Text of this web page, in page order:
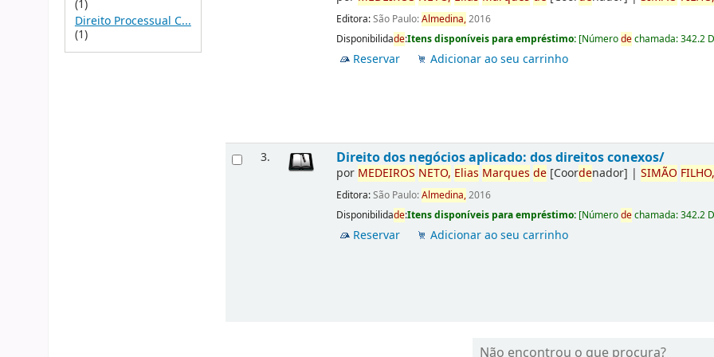
(1)
Direito Processual C...
(1)
Editora:São Paulo:Almedina,2016
Disponibilidade:Itens disponíveis para empréstimo: [Númerodechamada:342.2
Reservar Adicionar ao seu carrinho
3. Direito dos negócios aplicado: dos direitos conexos/
por MEDEIROS NETO, Elias Marques de [Coordenador] |SIMÃO
Editora:São Paulo:Almedina,2016
Disponibilidade:Itens disponíveis para empréstimo: [Númerodechamada:342.2
Reservar Adicionar ao seu carrinho